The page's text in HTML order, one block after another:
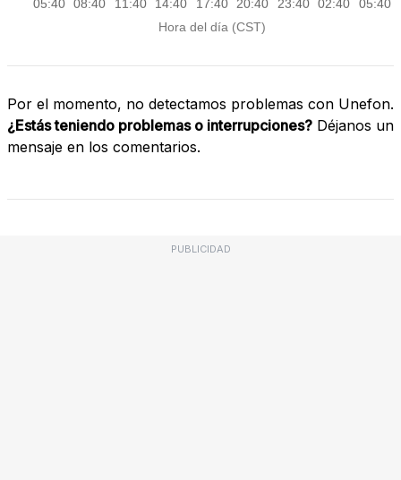
Por el momento, no detectamos problemas con Unefon.
¿Estás teniendo problemas o interrupciones? Déjanos un
mensaje en los comentarios.
PUBLICIDAD